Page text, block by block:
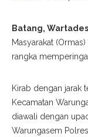
Batang,
Masyarakat
rangka
Kirab dengan jarak
Kecamatan
diawali dengan
Warungasem